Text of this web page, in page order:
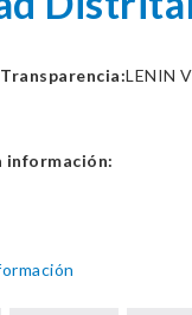
LENIN
información: